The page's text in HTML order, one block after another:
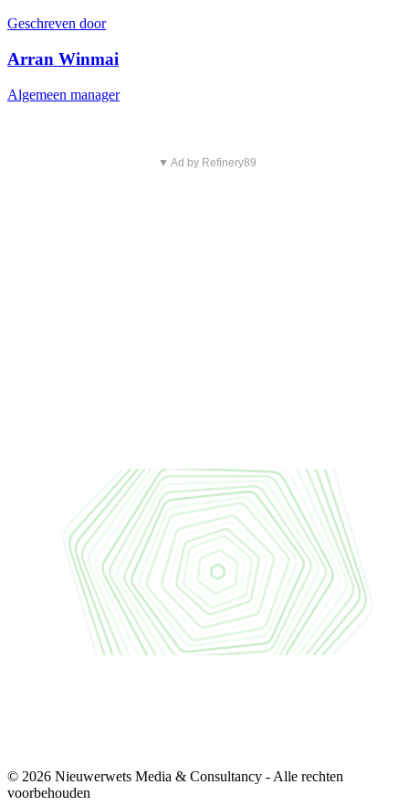
Geschreven door
Arran Winmai
Algemeen manager
▼ Ad by Refinery89
© 2026 Nieuwerwets Media & Consultancy - Alle rechten
voorbehouden